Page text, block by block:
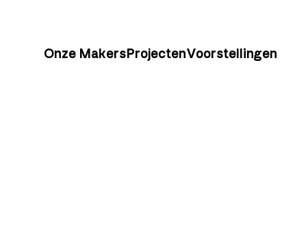
Onze Makers ProjectenVoorstellingen